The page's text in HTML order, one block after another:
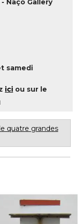
- Naço Gallery
samedi
ici ou sur le
quatre grandes